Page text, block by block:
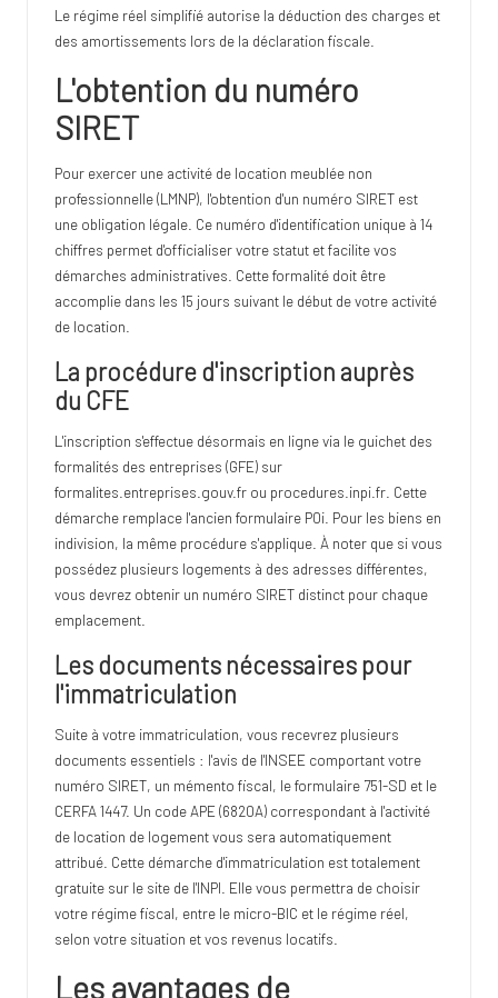
Le régime réel simplifié autorise la déduction des charges et
des amortissements lors de la déclaration fiscale.
L'obtention du numéro
SIRET
Pour exercer une activité de location meublée non
professionnelle (LMNP), l'obtention d'un numéro SIRET est
une obligation légale. Ce numéro d'identification unique à 14
chiffres permet d'officialiser votre statut et facilite vos
démarches administratives. Cette formalité doit être
accomplie dans les 15 jours suivant le début de votre activité
de location.
La procédure d'inscription auprès
du CFE
L'inscription s'effectue désormais en ligne via le guichet des
formalités des entreprises (GFE) sur
formalites.entreprises.gouv.fr ou procedures.inpi.fr. Cette
démarche remplace l'ancien formulaire P0i. Pour les biens en
indivision, la même procédure s'applique. À noter que si vous
possédez plusieurs logements à des adresses différentes,
vous devrez obtenir un numéro SIRET distinct pour chaque
emplacement.
Les documents nécessaires pour
l'immatriculation
Suite à votre immatriculation, vous recevrez plusieurs
documents essentiels : l'avis de l'INSEE comportant votre
numéro SIRET, un mémento fiscal, le formulaire 751-SD et le
CERFA 1447. Un code APE (6820A) correspondant à l'activité
de location de logement vous sera automatiquement
attribué. Cette démarche d'immatriculation est totalement
gratuite sur le site de l'INPI. Elle vous permettra de choisir
votre régime fiscal, entre le micro-BIC et le régime réel,
selon votre situation et vos revenus locatifs.
Les avantages de